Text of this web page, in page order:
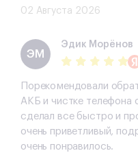
02 Августа 2026
ЭМ
Эдик Морёнов
Порекомендовали
АКБ и чистке телефона
сделал все быстро и
очень приветливый,
очень понравилось.